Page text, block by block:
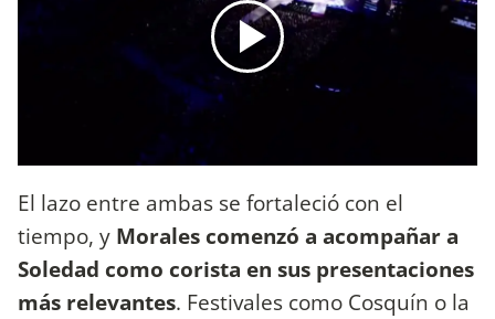
El lazo entre ambas se fortaleció con el
tiempo, y Morales comenzó a acompañar a
Soledad como corista en sus presentaciones
más relevantes. Festivales como Cosquín o la